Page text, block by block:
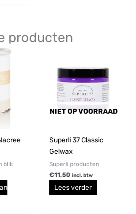
producten
blik
NIET OP VOORRAAD
Superli 37 Classic
Gelwax
Superli producten
€11,50 incl. btw
Lees verder